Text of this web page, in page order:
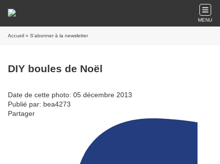
MENU
Accueil » S'abonner à la newsletter
DIY boules de Noël
Date de cette photo: 05 décembre 2013
Publié par: bea4273
Partager